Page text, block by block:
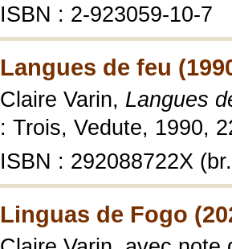
ISBN : 2-923059-10-7
Langues de feu
Claire Varin, Langues
: Trois, Vedute, 1990,
ISBN : 292088722X
Linguas de Fogo